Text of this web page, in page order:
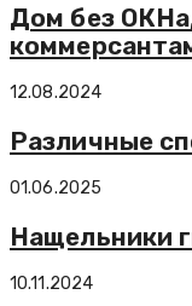
Дом без
12.08.2024
Различные
01.06.2025
Нащельники
10.11.2024